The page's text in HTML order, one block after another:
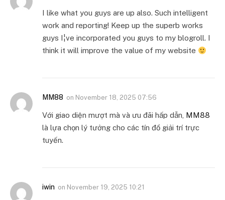
I like what you guys are up also. Such intelligent
work and reporting! Keep up the superb works
guys I¦ve incorporated you guys to my blogroll. I
think it will improve the value of my website
MM88 on November 18, 2025 07:56
Với giao diện mượt mà và ưu đãi hấp dẫn, MM88
là lựa chọn lý tưởng cho các tín đồ giải trí trực
tuyến.
iwin on November 19, 2025 10:21